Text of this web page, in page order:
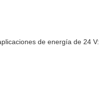
de energía de 24 V: